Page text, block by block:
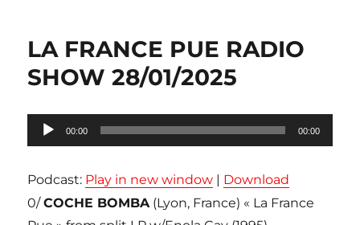
LA FRANCE PUE RADIO
SHOW 28/01/2025
Lecteur
audio
00:00 00:00
Podcast: Play in new window | Download
0/COCHE BOMBA(Lyon, France) « La France